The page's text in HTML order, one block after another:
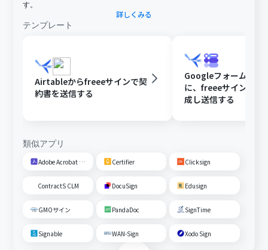
す。
詳しくみる
テンプレート
Airtableからfreeeサインで契
約書を送信する
Googleフォームの内
に、freeeサインで契
成し送信する
類似アプリ
Adobe Acrobat Sign Certifier Clicksign
ContractS CLM DocuSign Edusign
GMOサイン PandaDoc SignTime
Signable WAN-Sign Xodo Sign